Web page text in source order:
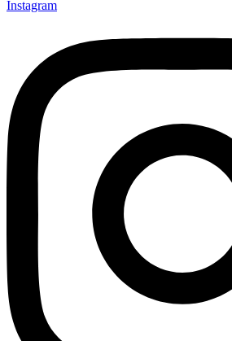
Instagram